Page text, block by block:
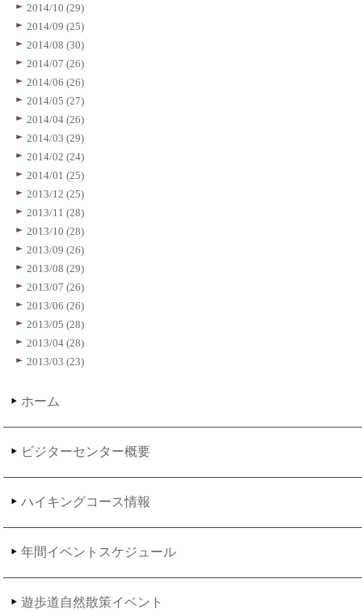
2014/10 (29)
2014/09 (25)
2014/08 (30)
2014/07 (26)
2014/06 (26)
2014/05 (27)
2014/04 (26)
2014/03 (29)
2014/02 (24)
2014/01 (25)
2013/12 (25)
2013/11 (28)
2013/10 (28)
2013/09 (26)
2013/08 (29)
2013/07 (26)
2013/06 (26)
2013/05 (28)
2013/04 (28)
2013/03 (23)
ホーム
ビジターセンター概要
ハイキングコース情報
年間イベントスケジュール
遊歩道自然散策イベント